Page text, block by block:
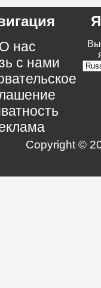
нас
с нами
Copyright ©